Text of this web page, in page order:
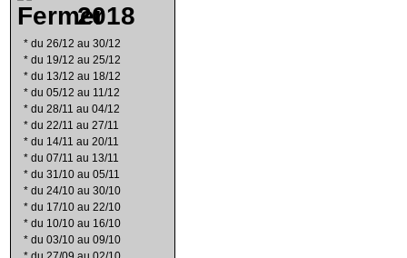
2018
* du 26/12 au 30/12
* du 19/12 au 25/12
* du 13/12 au 18/12
* du 05/12 au 11/12
* du 28/11 au 04/12
* du 22/11 au 27/11
* du 14/11 au 20/11
* du 07/11 au 13/11
* du 31/10 au 05/11
* du 24/10 au 30/10
* du 17/10 au 22/10
* du 10/10 au 16/10
* du 03/10 au 09/10